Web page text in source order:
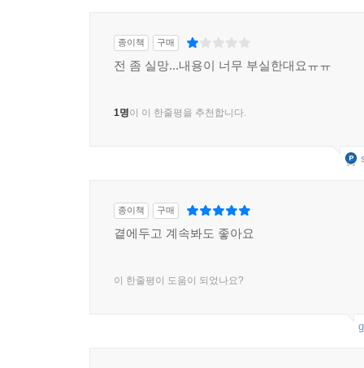
종이책 구매
전 좀 실망...내용이 너무 부실한대요ㅠㅠ
1명이 이 한줄평을 추천합니다.
종이책 구매
곁에두고 계속봐도 좋아요
이 한줄평이 도움이 되었나요?